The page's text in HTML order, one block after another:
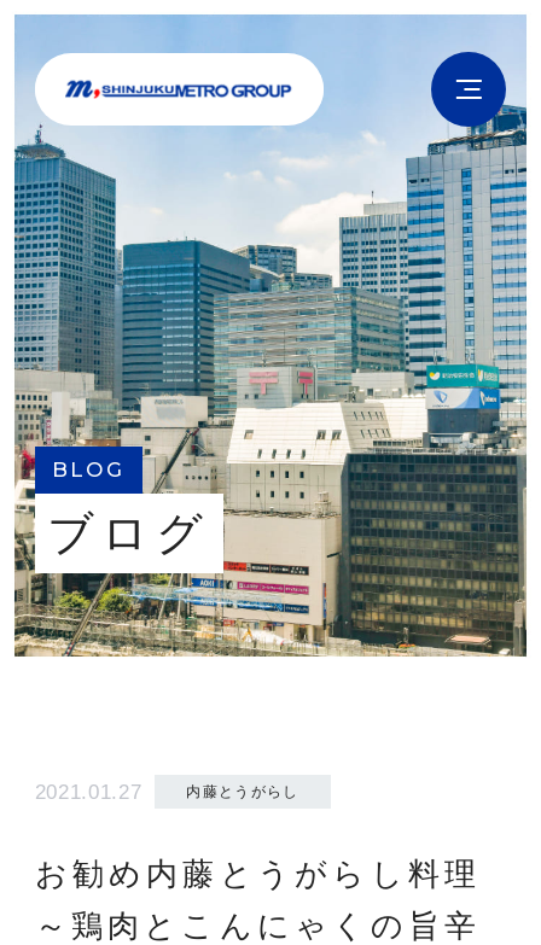
BLOG
ブログ
2021.01.27 内藤とうがらし
お勧め内藤とうがらし料理
～鶏肉とこんにゃくの旨辛